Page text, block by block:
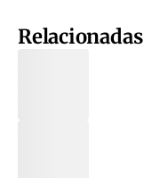
Relacionadas